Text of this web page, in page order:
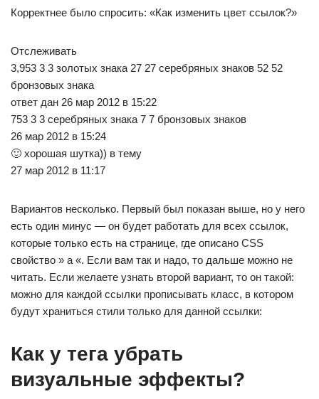
Корректнее было спросить: «Как изменить цвет ссылок?»
Отслеживать
3,953 3 3 золотых знака 27 27 серебряных знаков 52 52
бронзовых знака
ответ дан 26 мар 2012 в 15:22
753 3 3 серебряных знака 7 7 бронзовых знаков
26 мар 2012 в 15:24
🙂 хорошая шутка)) в тему
27 мар 2012 в 11:17
Вариантов несколько. Первый был показан выше, но у него
есть один минус — он будет работать для всех ссылок,
которые только есть на странице, где описано CSS
свойство » a «. Если вам так и надо, то дальше можно не
читать. Если желаете узнать второй вариант, то он такой:
можно для каждой ссылки прописывать класс, в котором
будут храниться стили только для данной ссылки:
Как у тега убрать
визуальные эффекты?